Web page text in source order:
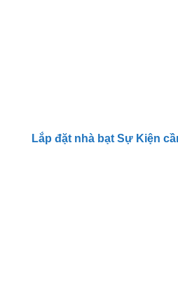
Lắp đặt nhà bạt Sự Kiện